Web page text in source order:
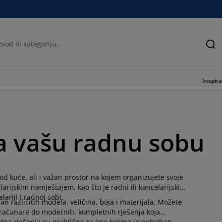
vašu radnu sobu
kuće, ali i važan prostor na kojem organizujete svoje
namještajem, kao što je radni ili kancelarijski
i radnoj sobi.
različitih modela, veličina, boja i materijala. Možete
do modernih, kompletnih rješenja koja